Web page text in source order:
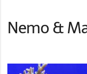
Nemo &